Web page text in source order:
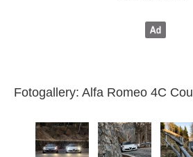
Fotogallery: Alfa Romeo 4C